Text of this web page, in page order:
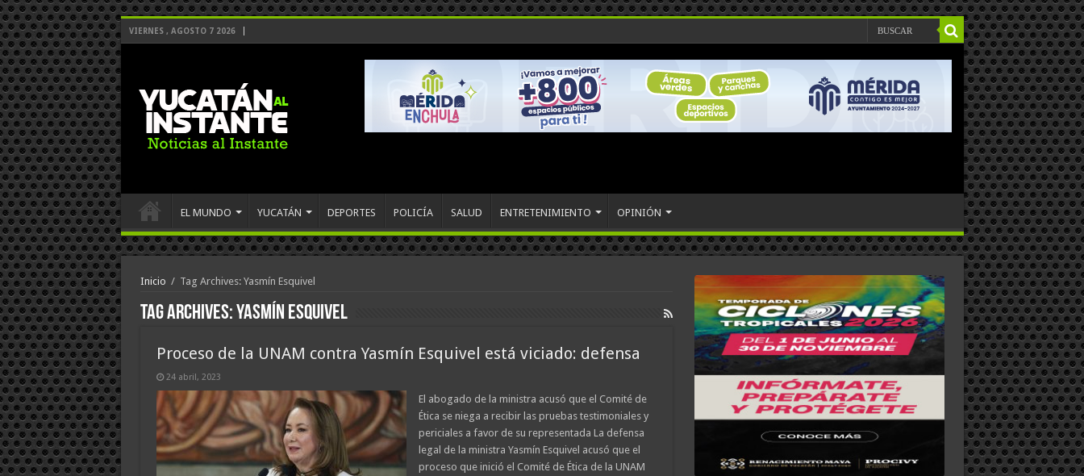
VIERNES , AGOSTO 7 2026
EL MUNDO YUCATÁN DEPORTES POLICÍA SALUD ENTRETENIMIENTO OPINIÓN
Inicio / Tag Archives: Yasmín Esquivel
Tag Archives:Yasmín Esquivel
Proceso de la UNAM contra Yasmín Esquivel está viciado: defensa
24 abril, 2023
El abogado de la ministra acusó que el Comité de
Ética se niega a recibir las pruebas testimoniales y
periciales a favor de su representada La defensa
legal de la ministra Yasmín Esquivel acusó que el
proceso que inició el Comité de Ética de la UNAM